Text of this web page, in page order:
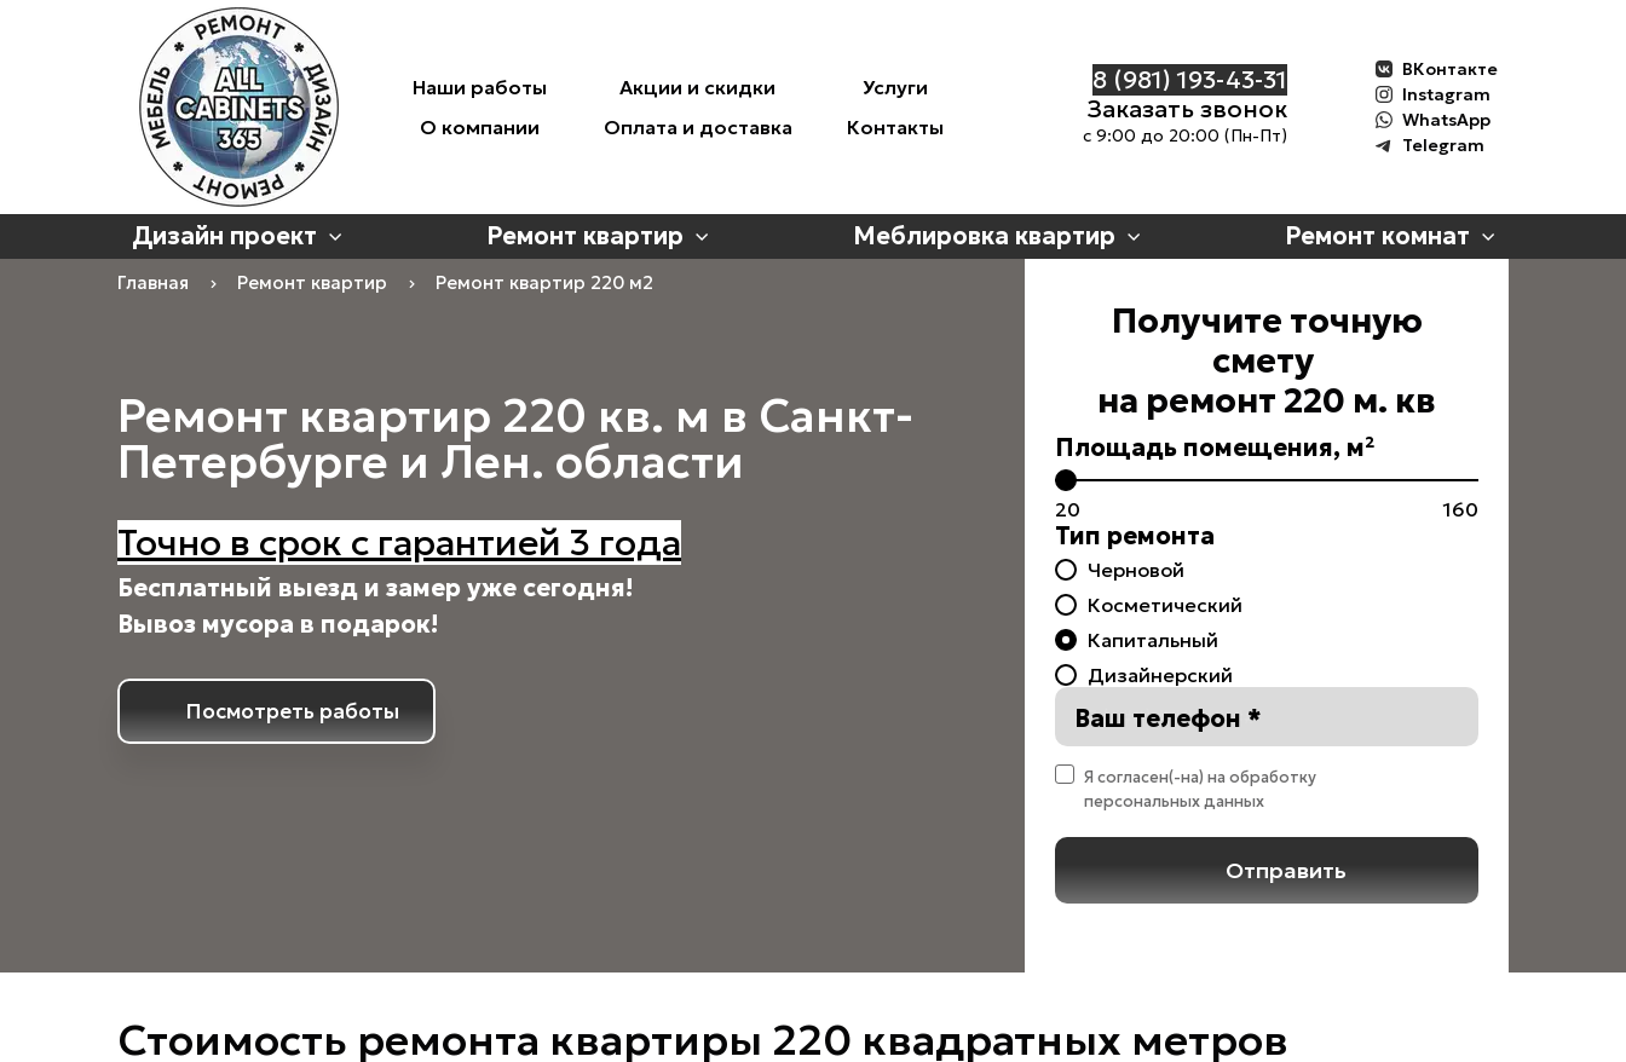
Наши работы
О компании
Акции и скидки
Оплата и доставка
Услуги
Контакты
8 (981) 193-43-31
Заказать звонок
с 9:00 до 20:00 (Пн-Пт)
ВКонтакте
Instagram
WhatsApp
Telegram
Дизайн проект Ремонт квартир Меблировка квартир Ремонт комнат
Главная Ремонт квартир Ремонт квартир 220 м2
Ремонт квартир 220 кв. м в Санкт-
Петербурге и Лен. области
Точно в срок с гарантией 3 года
Бесплатный выезд и замер уже сегодня!
Вывоз мусора в подарок!
Посмотреть работы
Получите точную
смету
на ремонт 220 м. кв
Площадь помещения, м²
20 160
Тип ремонта
Черновой
Косметический
Капитальный
Дизайнерский
Ваш телефон *
Отправить
Я согласен(-на) на обработку
персональных данных
Стоимость ремонта квартиры 220 квадратных метров